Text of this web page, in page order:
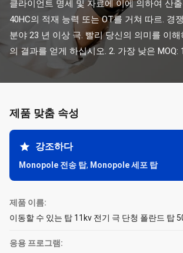
클라이언트 명세 및 자료에 이에 의하여 산
40HC의 적재 능력 또는 OT를 거쳐 따르. 경
분야 23 년 이상 극. 빨리 당신의 의미를 이
의 결과를 얻게 하십시오. 2. 가장 낮은 MOQ:
제품 맞춤 속성
강조하다
Monopole 전송 탑, Monopole 세포 탑
제품 이름:
이동할 수 있는 탑 11kv 전기 극 단청 폴란드 탑
응용 프로그램: